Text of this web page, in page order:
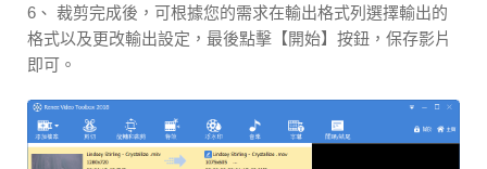
6、 裁剪完成後，可根據您的需求在輸出格式列選擇輸出的
格式以及更改輸出設定，最後點擊【開始】按鈕，保存影片
即可。